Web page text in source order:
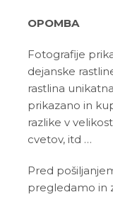
OPOMBA
Fotografije
dejanske
rastlina
prikazano in
razlike v
cvetov, itd …
Pred
pregledamo in